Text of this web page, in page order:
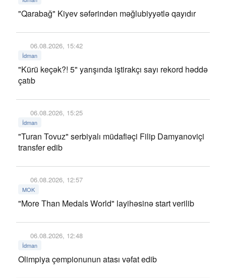
"Qarabağ" Kiyev səfərindən məğlubiyyətlə qayıdır
06.08.2026, 15:42
İdman
"Kürü keçək?! 5" yarışında iştirakçı sayı rekord həddə
çatıb
06.08.2026, 15:25
İdman
"Turan Tovuz" serbiyalı müdafiəçi Filip Damyanoviçi
transfer edib
06.08.2026, 12:57
MOK
"More Than Medals World" layihəsinə start verilib
06.08.2026, 12:48
İdman
Olimpiya çempionunun atası vəfat edib